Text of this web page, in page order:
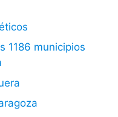
1186 municipios